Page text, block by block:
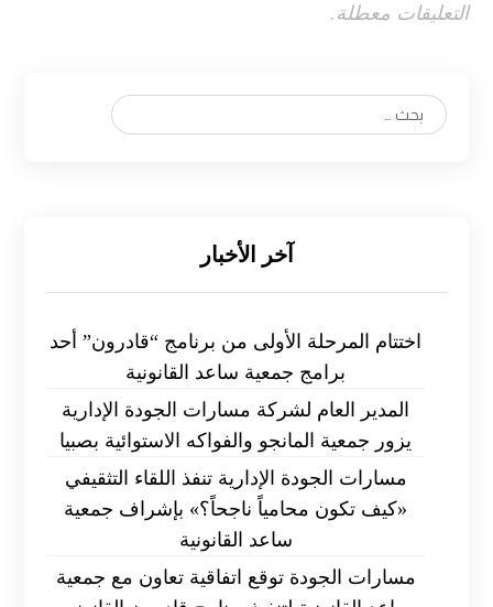
التعليقات معطلة.
آخر الأخبار
اختتام المرحلة الأولى من برنامج “قادرون” أحد
برامج جمعية ساعد القانونية
المدير العام لشركة مسارات الجودة الإدارية
يزور جمعية المانجو والفواكه الاستوائية بصبيا
مسارات الجودة الإدارية تنفذ اللقاء التثقيفي
«كيف تكون محامياً ناجحاً؟» بإشراف جمعية
ساعد القانونية
مسارات الجودة توقع اتفاقية تعاون مع جمعية